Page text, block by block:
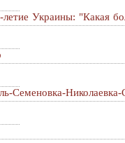
Украины: "Какая
Семеновка-Николаевка-